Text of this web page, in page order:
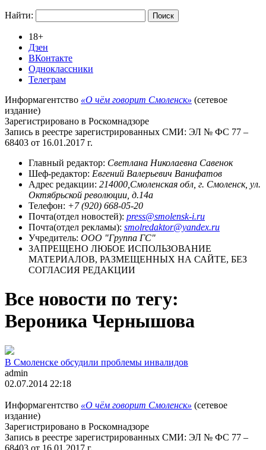
Найти:
18+
Дзен
ВКонтакте
Одноклассники
Телеграм
Информагентство «О чём говорит Смоленск» (сетевое
издание)
Зарегистрировано в Роскомнадзоре
Запись в реестре зарегистрированных СМИ: ЭЛ № ФС 77 –
68403 от 16.01.2017 г.
Главный редактор: Светлана Николаевна Савенок
Шеф-редактор: Евгений Валерьевич Ванифатов
Адрес редакции: 214000,Смоленская обл, г. Смоленск, ул.
Октябрьской революции, д.14а
Телефон: +7 (920) 668-05-20
Почта(отдел новостей): press@smolensk-i.ru
Почта(отдел рекламы): smolredaktor@yandex.ru
Учредитель: ООО "Группа ГС"
ЗАПРЕЩЕНО ЛЮБОЕ ИСПОЛЬЗОВАНИЕ
МАТЕРИАЛОВ, РАЗМЕЩЕННЫХ НА САЙТЕ, БЕЗ
СОГЛАСИЯ РЕДАКЦИИ
Все новости по тегу:
Вероника Чернышова
В Смоленске обсудили проблемы инвалидов
admin
02.07.2014 22:18
Информагентство «О чём говорит Смоленск» (сетевое
издание)
Зарегистрировано в Роскомнадзоре
Запись в реестре зарегистрированных СМИ: ЭЛ № ФС 77 –
68403 от 16.01.2017 г.